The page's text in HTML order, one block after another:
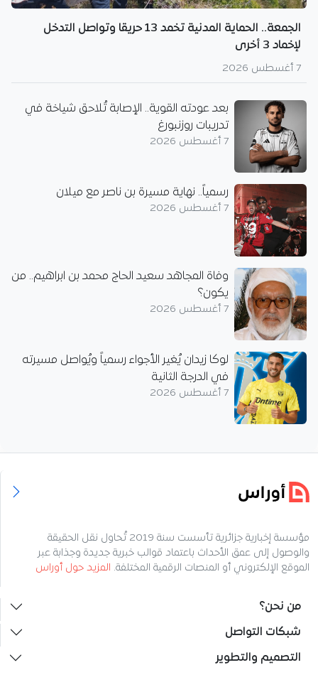
الجمعة.. الحماية المدنية تخمد 13 حريقا وتواصل التدخل
لإخماد 3 أخرى
7 أغسطس 2026
بعد عودته القوية.. الإصابة تُلاحق شياخة في
تدريبات روزنبورغ
7 أغسطس 2026
رسمياً.. نهاية مسيرة بن ناصر مع ميلان
7 أغسطس 2026
وفاة المجاهد سعيد الحاج محمد بن ابراهيم.. من
يكون؟
7 أغسطس 2026
لوكا زيدان يُغير الأجواء رسمياً ويُواصل مسيرته
في الدرجة الثانية
7 أغسطس 2026
مؤسسة إخبارية جزائرية تأسست سنة 2019 تُحاول نقل الحقيقة
والوصول إلى عمق الأحداث باعتماد قوالب خبرية جديدة وجذابة عبر
الموقع الإلكتروني أو المنصات الرقمية المختلفة. المزيد حول أوراس
من نحن؟
شبكات التواصل
التصميم والتطوير